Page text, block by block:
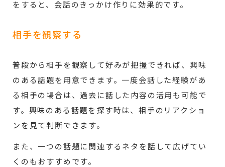
をすると、会話のきっかけ作りに効果的です。
相手を観察する
普段から相手を観察して好みが把握できれば、興味
のある話題を用意できます。一度会話した経験があ
る相手の場合は、過去に話した内容の活用も可能で
す。興味のある話題を探す時は、相手のリアクショ
ンを見て判断できます。
また、一つの話題に関連するネタを話して広げてい
くのもおすすめです。